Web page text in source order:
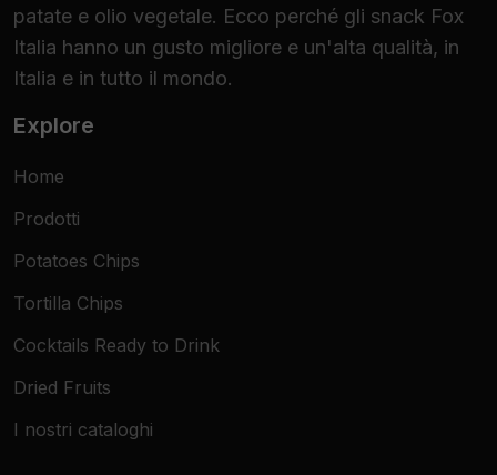
patate e olio vegetale. Ecco perché gli snack Fox
Italia hanno un gusto migliore e un'alta qualità, in
Italia e in tutto il mondo.
Explore
Home
Prodotti
Potatoes Chips
Tortilla Chips
Cocktails Ready to Drink
Dried Fruits
I nostri cataloghi